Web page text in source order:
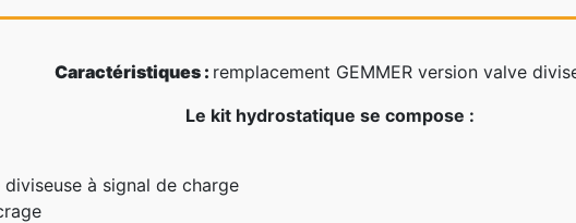
Caractéristiques : remplacement GEMMER version valve
Le kit hydrostatique se compose :
à signal de charge